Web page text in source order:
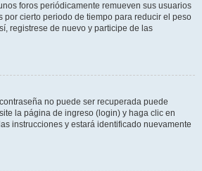
foros periódicamente remueven sus usuarios
por cierto periodo de tiempo para reducir el peso
registrese de nuevo y participe de las
no puede ser recuperada puede
la página de ingreso (login) y haga clic en
instrucciones y estará identificado nuevamente